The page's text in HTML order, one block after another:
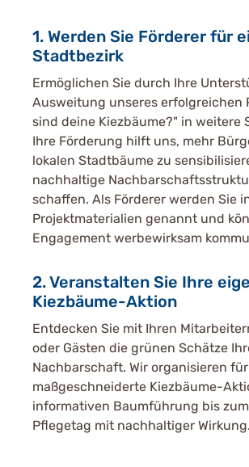
1. Werden Sie Förderer für
Stadtbezirk
Ermöglichen Sie durch Ihre
Ausweitung unseres erfolgreichen
sind deine Kiezbäume?" in weitere
Ihre Förderung hilft uns, mehr
lokalen Stadtbäume zu
nachhaltige
schaffen. Als Förderer werden Sie
Projektmaterialien genannt und
Engagement werbewirksam
2. Veranstalten Sie Ihre
Kiezbäume-Aktion
Entdecken Sie mit Ihren
oder Gästen die grünen Schätze
Nachbarschaft. Wir organisieren
maßgeschneiderte Kiezbäume-
informativen Baumführung bis
Pflegetag mit nachhaltiger Wirkung.